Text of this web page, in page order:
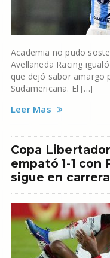
Academia no pudo
Avellaneda Racing
que dejó sabor amargo
Sudamericana. El […]
Leer Mas
Copa
empató 1-1 con
sigue en carrera